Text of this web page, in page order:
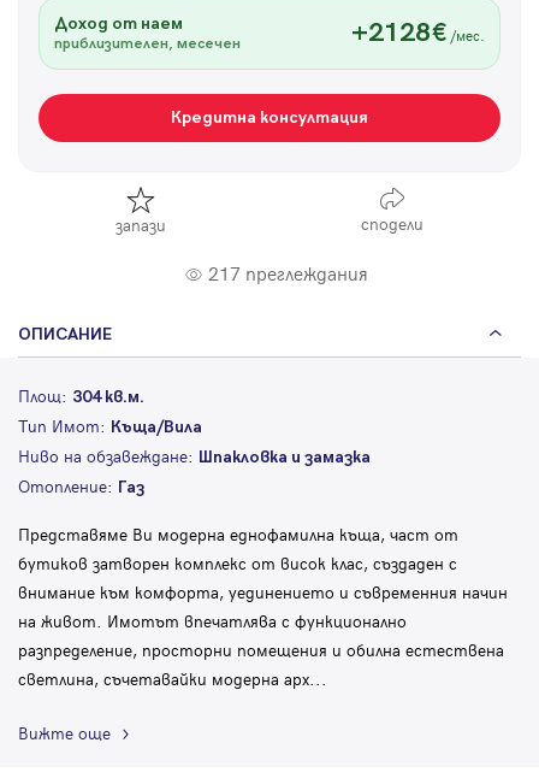
Доход от наем
приблизителен, месечен +2128€ /мес.
Кредитна консултация
запази сподели
217 преглеждания
ОПИСАНИЕ
Площ: 304 кв.м.
Тип Имот: Къща/Вила
Ниво на обзавеждане: Шпакловка и замазка
Отопление: Газ
Представяме Ви модерна еднофамилна къща, част от
бутиков затворен комплекс от висок клас, създаден с
внимание към комфорта, уединението и съвременния начин
на живот. Имотът впечатлява с функционално
разпределение, просторни помещения и обилна естествена
светлина, съчетавайки модерна арх...
Вижте още